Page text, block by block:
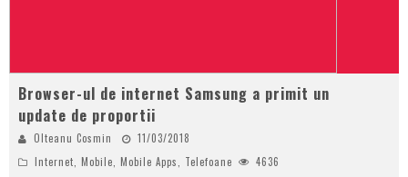
Browser-ul de internet Samsung a primit un
update de proportii
Olteanu Cosmin
11/03/2018
Internet Mobile Mobile Apps Telefoane 4636